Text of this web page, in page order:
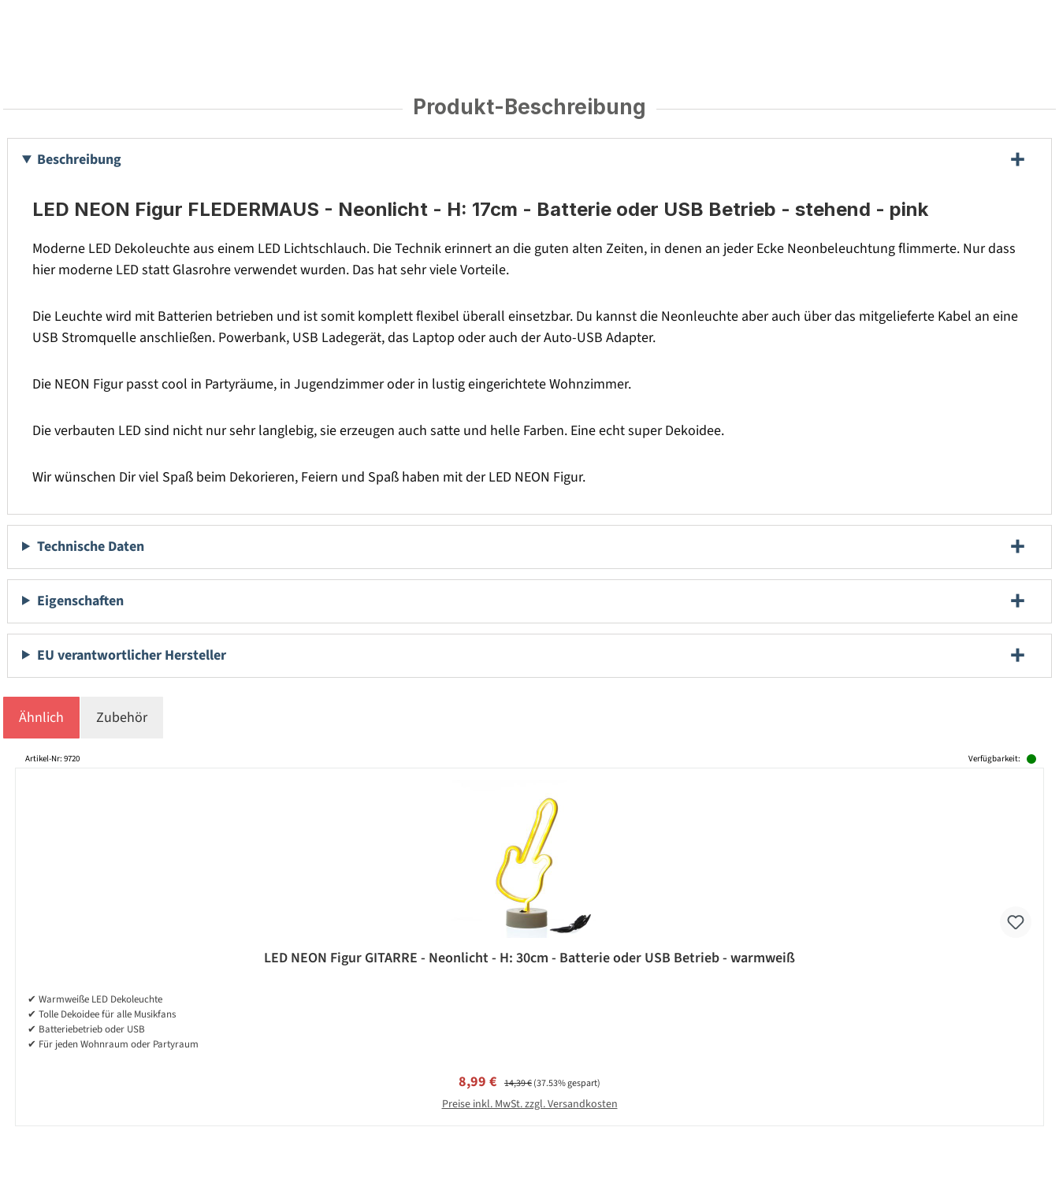
Produkt-Beschreibung
Beschreibung
LED NEON Figur FLEDERMAUS - Neonlicht - H: 17cm - Batterie oder USB Betrieb - stehend - pink
Moderne LED Dekoleuchte aus einem LED Lichtschlauch. Die Technik erinnert an die guten alten Zeiten, in denen an jeder Ecke Neonbeleuchtung flimmerte. Nur dass
hier moderne LED statt Glasrohre verwendet wurden. Das hat sehr viele Vorteile.
Die Leuchte wird mit Batterien betrieben und ist somit komplett flexibel überall einsetzbar. Du kannst die Neonleuchte aber auch über das mitgelieferte Kabel an eine
USB Stromquelle anschließen. Powerbank, USB Ladegerät, das Laptop oder auch der Auto-USB Adapter.
Die NEON Figur passt cool in Partyräume, in Jugendzimmer oder in lustig eingerichtete Wohnzimmer.
Die verbauten LED sind nicht nur sehr langlebig, sie erzeugen auch satte und helle Farben. Eine echt super Dekoidee.
Wir wünschen Dir viel Spaß beim Dekorieren, Feiern und Spaß haben mit der LED NEON Figur.
Technische Daten
Eigenschaften
EU verantwortlicher Hersteller
Ähnlich Zubehör
Produktgalerie überspringen
Artikel-Nr: 9720 Verfügbarkeit:
LED NEON Figur GITARRE - Neonlicht - H: 30cm - Batterie oder USB Betrieb - warmweiß
✔ Warmweiße LED Dekoleuchte
✔ Tolle Dekoidee für alle Musikfans
✔ Batteriebetrieb oder USB
✔ Für jeden Wohnraum oder Partyraum
Verkaufspreis:
8,99 € Regulärer Preis:
14,39 €(37.53% gespart)
Preise inkl. MwSt. zzgl. Versandkosten